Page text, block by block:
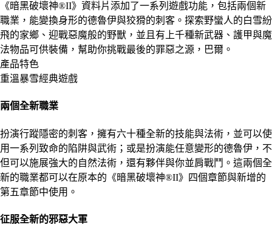
《暗黑破壞神®II》資料片添加了一系列遊戲功能，包括兩個新
職業，能變換身形的德魯伊與狡猾的刺客。探索野蠻人的白雪紛
飛的家鄉、迎戰惡魔般的野獸，並且有上千種新武器、護甲與魔
法物品可供裝備，幫助你挑戰最後的罪惡之源，巴爾。
產品特色
重溫暴雪經典遊戲
兩個全新職業
扮演行蹤隱密的刺客，擁有六十種全新的技能與法術，並可以使
用一系列致命的陷阱與武術；或是扮演能任意變形的德魯伊，不
但可以施展強大的自然法術，還有夥伴與你並肩戰鬥。這兩個全
新的職業都可以在原本的《暗黑破壞神®II》四個章節與新增的
第五章節中使用。
征服全新的邪惡大軍